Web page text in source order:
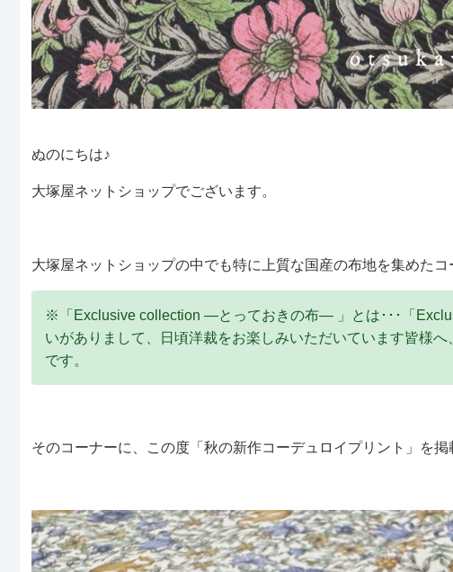
ぬのにちは♪
大塚屋ネットショップでございます。
大塚屋ネットショップの中でも特に上質な国産の布地を集めたコ
※「Exclusive collection ―とっておきの布― 」とは･･･「
いがありまして、日頃洋裁をお楽しみいただいています皆様
です。
そのコーナーに、この度「秋の新作コーデュロイプリント」を掲